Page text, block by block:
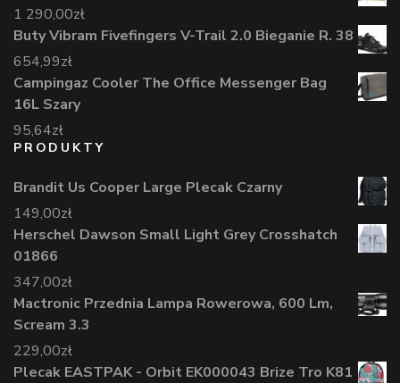
1 290,00zł
Buty Vibram Fivefingers V-Trail 2.0 Bieganie R. 38
654,99zł
Campingaz Cooler The Office Messenger Bag
16L Szary
95,64zł
PRODUKTY
Brandit Us Cooper Large Plecak Czarny
149,00zł
Herschel Dawson Small Light Grey Crosshatch
01866
347,00zł
Mactronic Przednia Lampa Rowerowa, 600 Lm,
Scream 3.3
229,00zł
Plecak EASTPAK - Orbit EK000043 Brize Tro K81